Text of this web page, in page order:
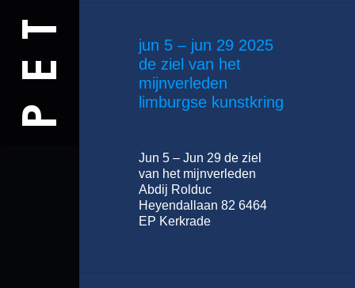
jun 5 – jun 29 2025
de ziel van het
mijnverleden
limburgse kunstkring
Jun 5 – Jun 29 de ziel
van het mijnverleden
Abdij Rolduc
Heyendallaan 82 6464
EP Kerkrade